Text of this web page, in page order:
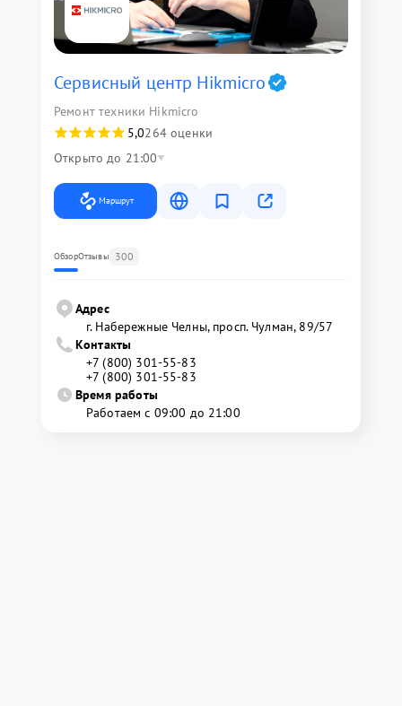
Сервисный центр Hikmicro
Ремонт техники Hikmicro
5,0264 оценки
Открыто до 21:00
Маршрут
ОбзорОтзывы 300
Адрес
г. Набережные Челны, просп. Чулман, 89/57
Контакты
+7 (800) 301-55-83
+7 (800) 301-55-83
Время работы
Работаем с 09:00 до 21:00